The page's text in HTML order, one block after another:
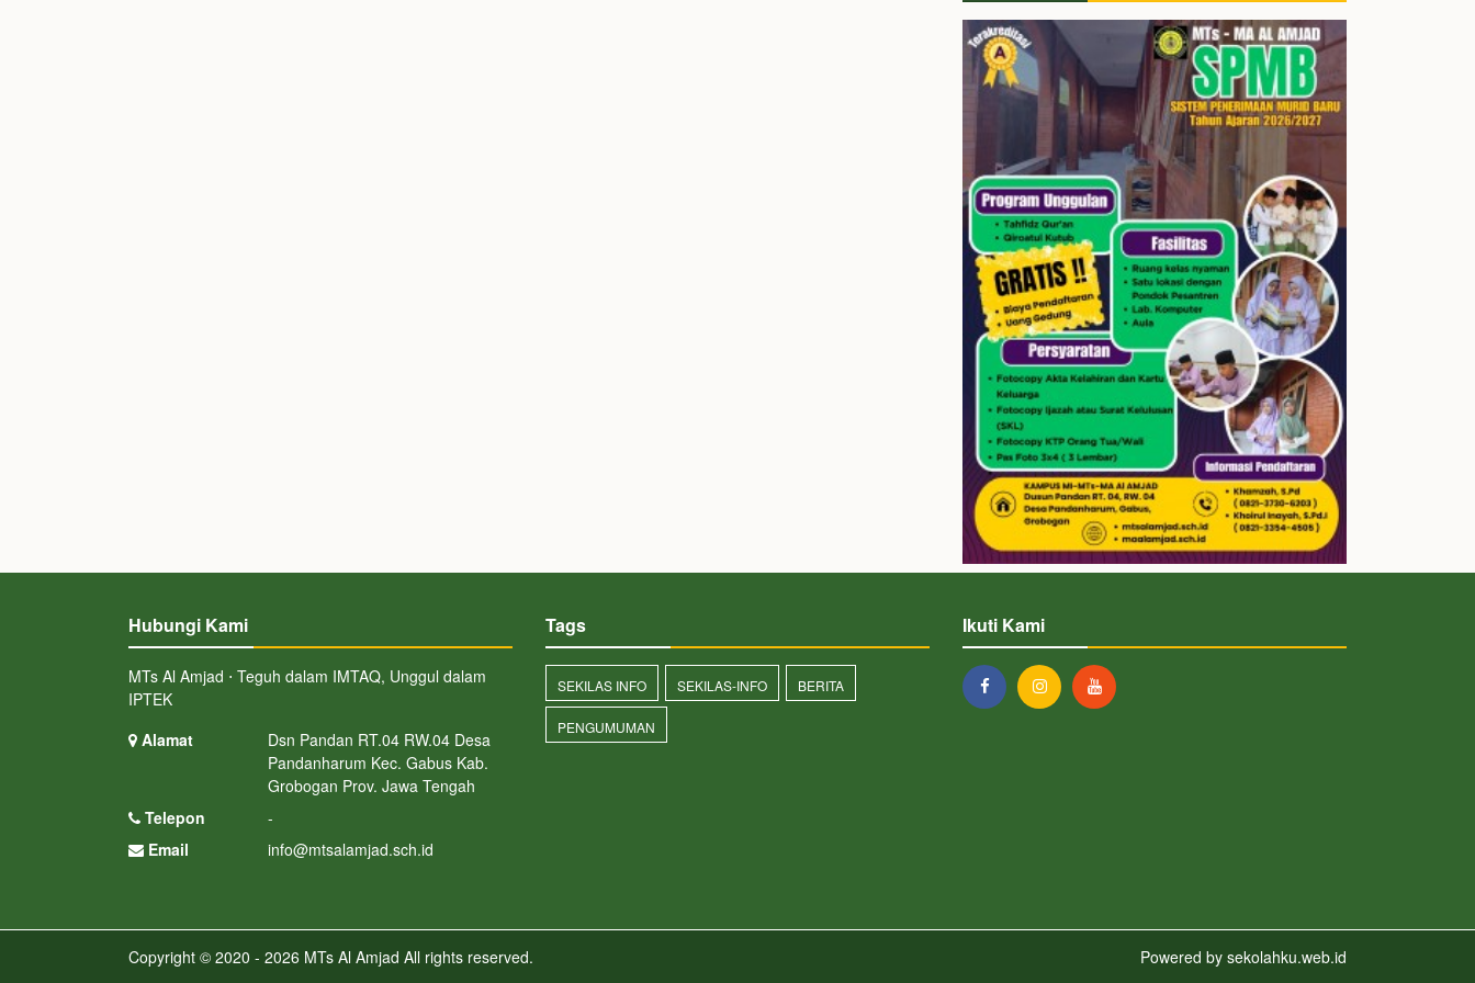
Hubungi Kami
MTs Al Amjad ⋅ Teguh dalam IMTAQ, Unggul dalam
IPTEK
Alamat
Dsn Pandan RT.04 RW.04 Desa
Pandanharum Kec. Gabus Kab.
Grobogan Prov. Jawa Tengah
Telepon
-
Email
info@mtsalamjad.sch.id
Tags
SEKILAS INFO SEKILAS-INFO BERITA
PENGUMUMAN
Ikuti Kami
Copyright © 2020 - 2026 MTs Al Amjad All rights reserved. Powered by sekolahku.web.id